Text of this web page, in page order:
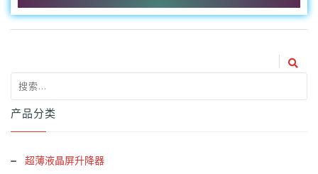
产品分类
超薄液晶屏升降器